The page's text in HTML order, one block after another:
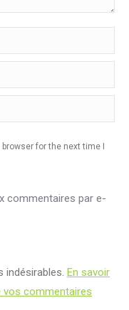
for the next time I
commentaires par e-
indésirables. En savoir
vos commentaires